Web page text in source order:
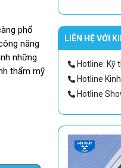
phổ
năng
những
thẩm mỹ
LIÊN HỆ VỚI
Hotline: Kỹ
Hotline
Hotline